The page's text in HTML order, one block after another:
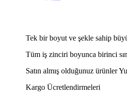
Tek bir boyut ve şekle sahip
Tüm iş zinciri boyunca birinci
Satın almış olduğunuz ürünler
Kargo Ücretlendirmeleri